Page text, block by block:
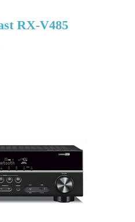
RX-V485